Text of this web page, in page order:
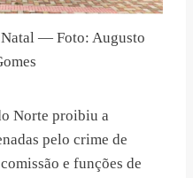
— Foto: Augusto
Norte proibiu a
pelo crime de
e funções de